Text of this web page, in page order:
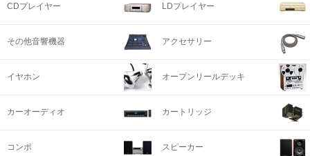
CDプレイヤー LDプレイヤー
その他音響機器 アクセサリー
イヤホン オープンリールデッキ
カーオーディオ カートリッジ
コンポ スピーカー